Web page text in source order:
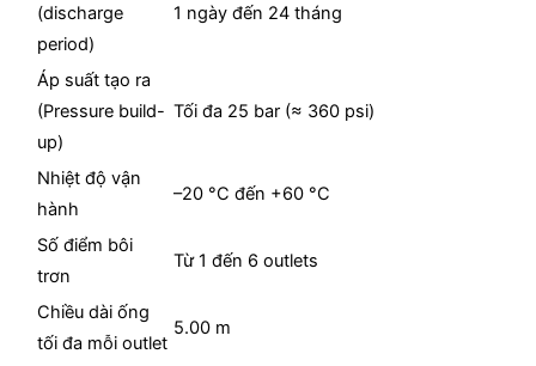
(discharge
period)
1 ngày đến 24 tháng
Áp suất tạo ra
(Pressure build-
up)
Tối đa 25 bar (≈ 360 psi)
Nhiệt độ vận
hành
–20 °C đến +60 °C
Số điểm bôi
trơn
Từ 1 đến 6 outlets
Chiều dài ống
tối đa mỗi outlet
5.00 m